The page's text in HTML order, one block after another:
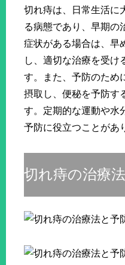
切れ痔は、日常生活に
る病態であり、早期の
症状がある場合は、早
し、適切な治療を受け
す。また、予防のため
摂取し、便秘を予防す
す。定期的な運動や水
予防に役立つことがあ
切れ痔の治療